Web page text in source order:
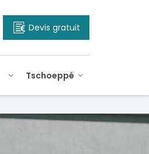
Devis gratuit
Tschoeppé